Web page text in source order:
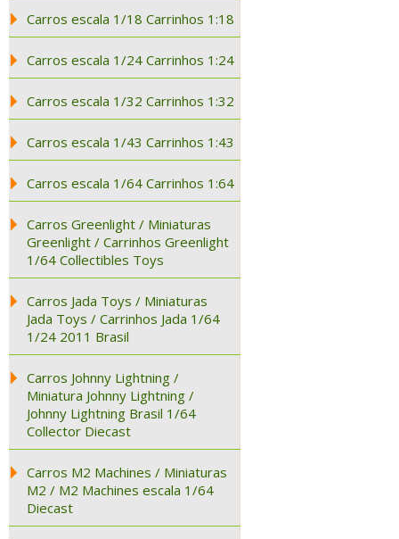
Carros escala 1/18 Carrinhos 1:18
Carros escala 1/24 Carrinhos 1:24
Carros escala 1/32 Carrinhos 1:32
Carros escala 1/43 Carrinhos 1:43
Carros escala 1/64 Carrinhos 1:64
Carros Greenlight / Miniaturas
Greenlight / Carrinhos Greenlight
1/64 Collectibles Toys
Carros Jada Toys / Miniaturas
Jada Toys / Carrinhos Jada 1/64
1/24 2011 Brasil
Carros Johnny Lightning /
Miniatura Johnny Lightning /
Johnny Lightning Brasil 1/64
Collector Diecast
Carros M2 Machines / Miniaturas
M2 / M2 Machines escala 1/64
Diecast